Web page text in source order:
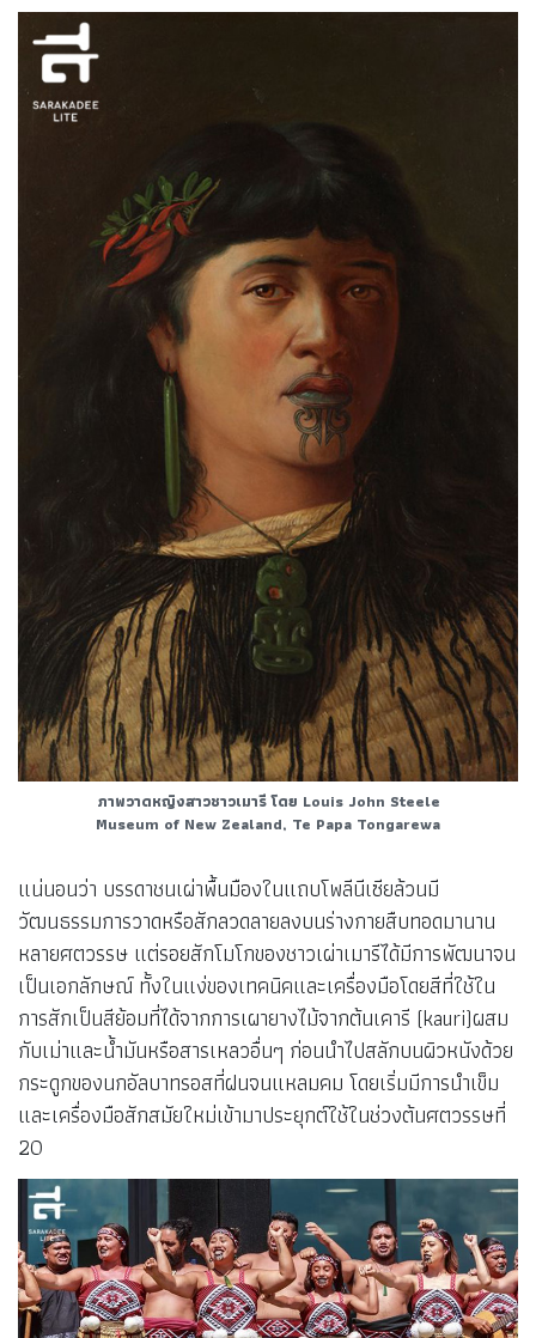
ภาพวาดหญิงสาวชาวเมารี โดย Louis John Steele
Museum of New Zealand, Te Papa Tongarewa
แน่นอนว่า บรรดาชนเผ่าพื้นมืองในแถบโพลีนีเซียล้วนมี
วัฒนธรรมการวาดหรือสักลวดลายลงบนร่างกายสืบทอดมานาน
หลายศตวรรษ แต่รอยสักโมโกของชาวเผ่าเมารีได้มีการพัฒนาจน
เป็นเอกลักษณ์ ทั้งในแง่ของเทคนิคและเครื่องมือโดยสีที่ใช้ใน
การสักเป็นสีย้อมที่ได้จากการเผายางไม้จากต้นเคารี (kauri)ผสม
กับเม่าและน้ำมันหรือสารเหลวอื่นๆ ก่อนนำไปสลักบนผิวหนังด้วย
กระดูกของนกอัลบาทรอสที่ฝนจนแหลมคม โดยเริ่มมีการนำเข็ม
และเครื่องมือสักสมัยใหม่เข้ามาประยุกต์ใช้ในช่วงต้นศตวรรษที่
20